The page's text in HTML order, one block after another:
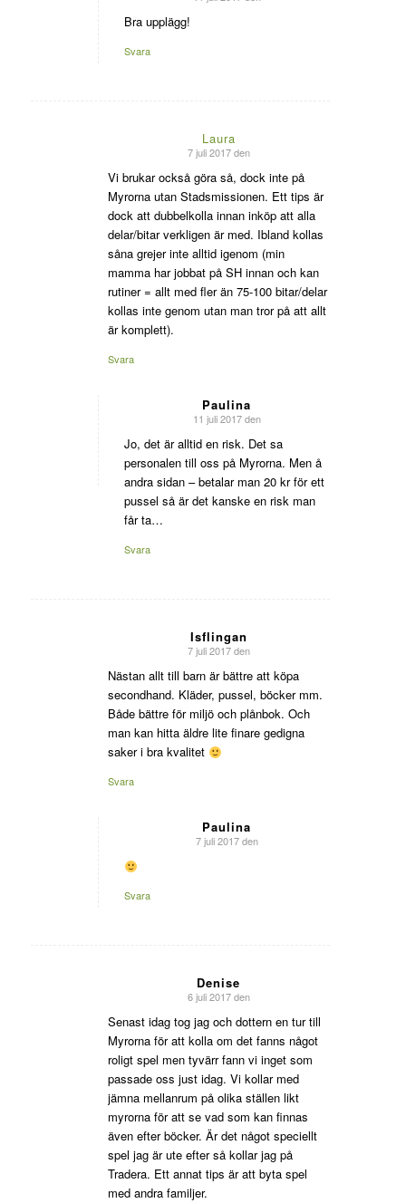
Bra upplägg!
Svara
Laura
7 juli 2017 den
Vi brukar också göra så, dock inte på
Myrorna utan Stadsmissionen. Ett tips är
dock att dubbelkolla innan inköp att alla
delar/bitar verkligen är med. Ibland kollas
såna grejer inte alltid igenom (min
mamma har jobbat på SH innan och kan
rutiner = allt med fler än 75-100 bitar/delar
kollas inte genom utan man tror på att allt
är komplett).
Svara
Paulina
11 juli 2017 den
Jo, det är alltid en risk. Det sa
personalen till oss på Myrorna. Men å
andra sidan – betalar man 20 kr för ett
pussel så är det kanske en risk man
får ta…
Svara
Isflingan
7 juli 2017 den
Nästan allt till barn är bättre att köpa
secondhand. Kläder, pussel, böcker mm.
Både bättre för miljö och plånbok. Och
man kan hitta äldre lite finare gedigna
saker i bra kvalitet
Svara
Paulina
7 juli 2017 den
Svara
Denise
6 juli 2017 den
Senast idag tog jag och dottern en tur till
Myrorna för att kolla om det fanns något
roligt spel men tyvärr fann vi inget som
passade oss just idag. Vi kollar med
jämna mellanrum på olika ställen likt
myrorna för att se vad som kan finnas
även efter böcker. Är det något speciellt
spel jag är ute efter så kollar jag på
Tradera. Ett annat tips är att byta spel
med andra familjer.